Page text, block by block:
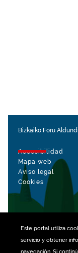
Este portal utiliza
servicio y obtener
Bizkaiko Foru
Accesibilidad
Mapa web
Aviso legal
Cookies